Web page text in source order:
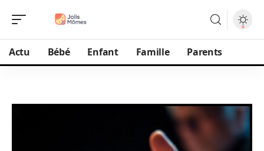
Actu Bébé Enfant Famille Parents